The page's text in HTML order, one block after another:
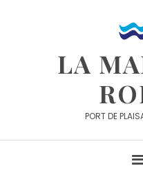
LA
PORT DE